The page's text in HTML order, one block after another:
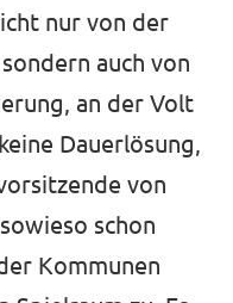
nur von der
auch von
an der Volt
Dauerlösung,
von
schon
Kommunen